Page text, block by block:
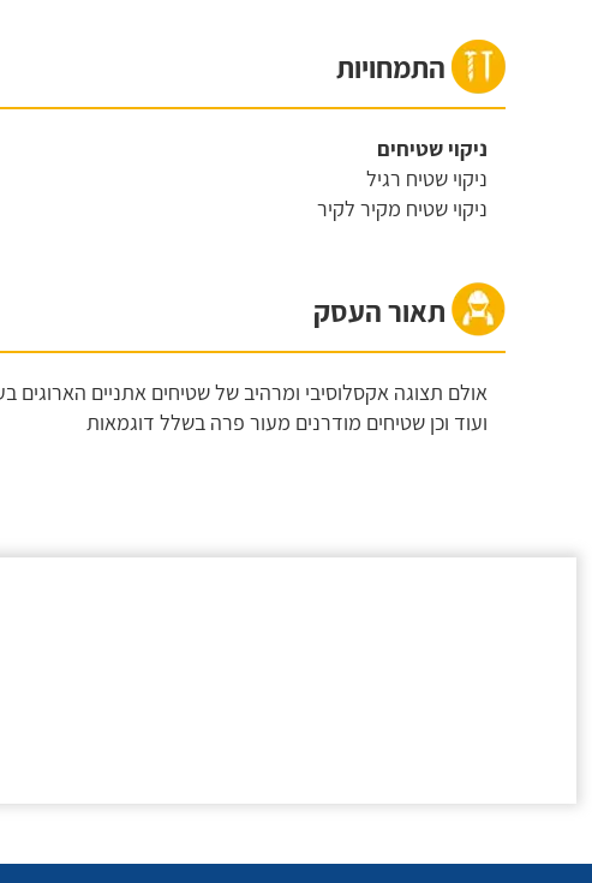
התמחויות
ניקוי שטיחים
ניקוי שטיח רגיל
ניקוי שטיח מקיר לקיר
תאור העסק
אולם תצוגה אקסלוסיבי ומרהיב של שטיחים אתניים הארוגים
ועוד וכן שטיחים מודרנים מעור פרה בשלל דוגמאות